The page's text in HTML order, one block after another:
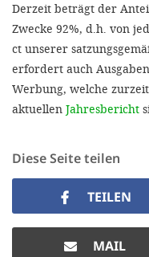
Derzeit beträgt der
Zwecke 92%, d.h. von
ct unserer
erfordert auch
Werbung, welche
aktuellen Jahresbericht
Diese Seite teilen
TEILEN
MAIL